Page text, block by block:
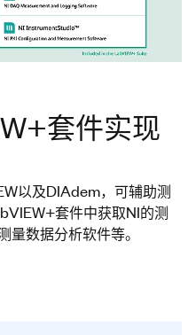
套件实现
以及DIAdem，可辅助测
套件中获取NI的测
量数据分析软件等。